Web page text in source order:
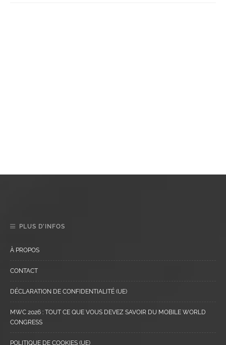
PLUS D’INFOS
À PROPOS
CONTACT
DÉCLARATION DE CONFIDENTIALITÉ (UE)
MWC 2026 : TOUT CE QUE VOUS DEVEZ SAVOIR DU MOBILE WORLD
CONGRESS
POLITIQUE DE COOKIES (UE)